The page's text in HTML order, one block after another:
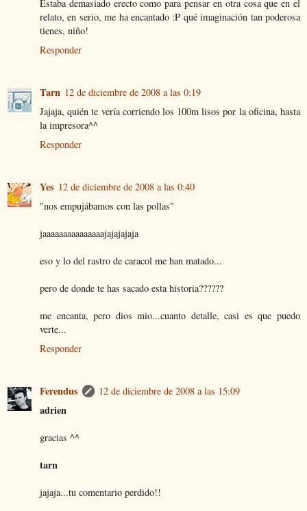
Estaba demasiado erecto como para pensar en otra cosa que en el
relato, en serio, me ha encantado :P qué imaginación tan poderosa
tienes, niño!
Responder
Tarn 12 de diciembre de 2008 a las 0:19
Jajaja, quién te vería corriendo los 100m lisos por la oficina, hasta
la impresora^^
Responder
Yes 12 de diciembre de 2008 a las 0:40
"nos empujábamos con las pollas"
jaaaaaaaaaaaaaaajajajajaja
eso y lo del rastro de caracol me han matado...
pero de donde te has sacado esta historia??????
me encanta, pero dios mio...cuanto detalle, casi es que puedo
verte...
Responder
Ferendus 12 de diciembre de 2008 a las 15:09
adrien
gracias ^^
tarn
jajaja...tu comentario perdido!!